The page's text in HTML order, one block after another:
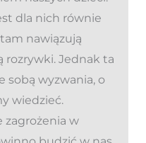
dla nich równie
nawiązują
rozrywki. Jednak ta
sobą wyzwania, o
wiedzieć.
zagrożenia w